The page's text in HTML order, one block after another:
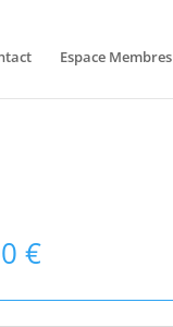
Espace Membres
€